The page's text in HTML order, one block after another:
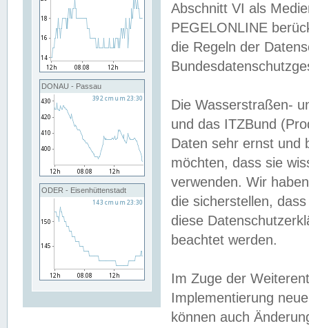
DONAU - Passau
ODER - Eisenhüttenstadt
Abschnitt VI als
PEGELONLINE
die Regeln der
Die Wasserstraßen-
und das ITZBund
Daten sehr ernst und
möchten, dass sie
verwenden. Wir
die sicherstellen,
diese
beachtet werden.
Im Zuge der
Implementierung
können auch